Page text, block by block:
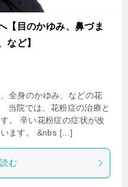
【目のかゆみ、鼻づま
など】
全身のかゆみ、などの花
当院では、花粉症の治療と
。 辛い花粉症の症状が改
ます。 &nbs […]
む